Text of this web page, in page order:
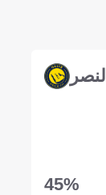
النصر
45‎%‎